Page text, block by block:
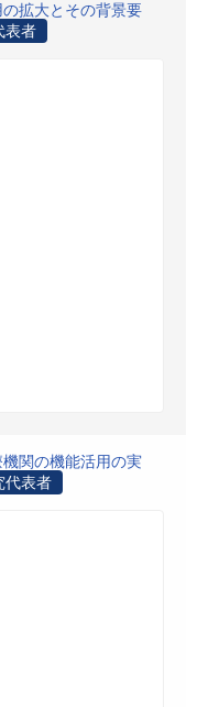
拡大とその背景要
表者
関の機能活用の実
代表者